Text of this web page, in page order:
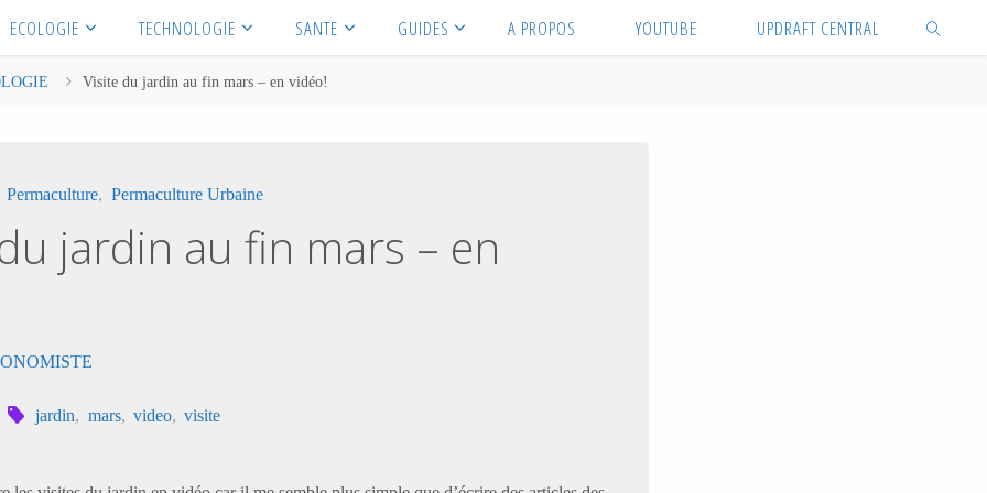
ECOLOGIE TECHNOLOGIE SANTE GUIDES A PROPOS YOUTUBE UPDRAFT CENTRAL
Visite du jardin au fin mars – en vidéo!
Permaculture, Permaculture Urbaine
jardin au fin mars – en
jardin, mars, video, visite